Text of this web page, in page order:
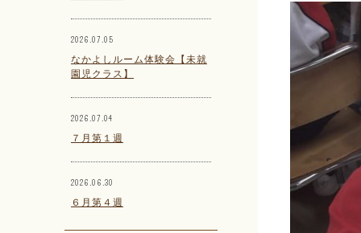
2026.07.05
なかよしルーム体験会【未就
園児クラス】
2026.07.04
７月第１週
2026.06.30
６月第４週